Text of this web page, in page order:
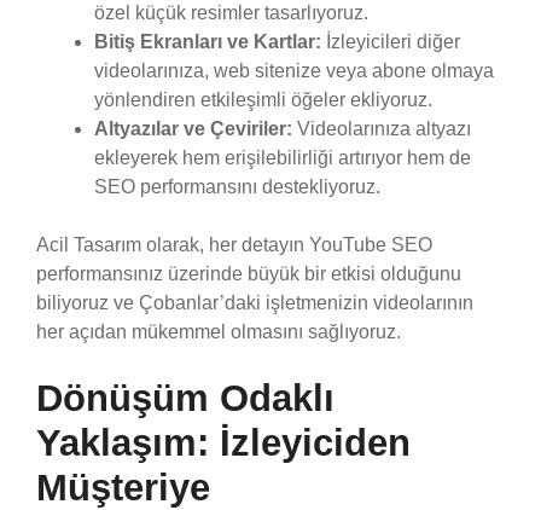
özel küçük resimler tasarlıyoruz.
Bitiş Ekranları ve Kartlar: İzleyicileri diğer
videolarınıza, web sitenize veya abone olmaya
yönlendiren etkileşimli öğeler ekliyoruz.
Altyazılar ve Çeviriler: Videolarınıza altyazı
ekleyerek hem erişilebilirliği artırıyor hem de
SEO performansını destekliyoruz.
Acil Tasarım olarak, her detayın YouTube SEO
performansınız üzerinde büyük bir etkisi olduğunu
biliyoruz ve Çobanlar’daki işletmenizin videolarının
her açıdan mükemmel olmasını sağlıyoruz.
Dönüşüm Odaklı
Yaklaşım: İzleyiciden
Müşteriye